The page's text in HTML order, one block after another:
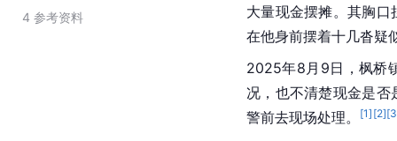
4 参考资料
大量现金摆摊。其胸
在他身前摆着十几沓疑
2025年8月9日，枫桥
况，也不清楚现金是否
警前去现场处理。
[1] [2][3